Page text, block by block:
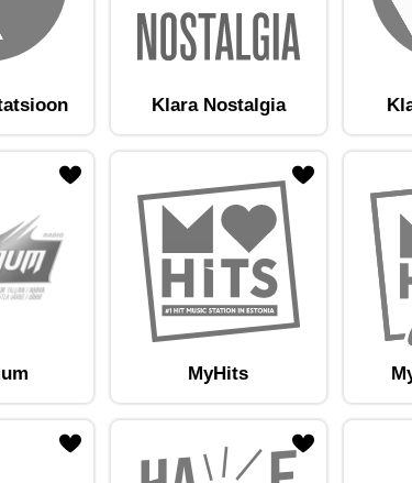
Klara Nostalgia
MyHits
hulkaLisa raadiojaam lemmikute hulka
hulkaLisa raadiojaam lemmikute hulka